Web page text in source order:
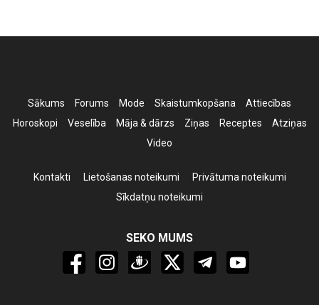
Sākums Forums Mode Skaistumkopšana
Attiecības
Horoskopi
Veselība Māja & dārzs Ziņas Receptes
Atziņas
Video
Kontakti Lietošanas noteikumi
Privātuma noteikumi
Sīkdatņu noteikumi
SEKO MUMS